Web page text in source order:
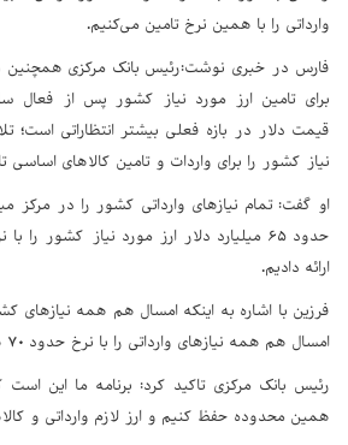
وارداتی را با همین نرخ تامین می‌کنیم.
فارس در خبری نوشت:رئیس بانک مرکزی همچنین
برای تامین ارز مورد نیاز کشور پس از فعال
قیمت دلار در بازه فعلی بیشتر انتظاراتی است؛
نیاز کشور را برای واردات و تامین کالاهای اساسی
او گفت: تمام نیازهای وارداتی کشور را در مرکز
حدود ۶۵ میلیارد دلار ارز مورد نیاز کشور
ارائه دادیم.
فرزین با اشاره به اینکه امسال هم همه نیازهای
امسال هم همه نیازهای وارداتی را با نرخ حدود ۷۰ هزار تومان تامین می‌کنیم.
رئیس بانک مرکزی تاکید کرد: برنامه ما این
همین محدوده حفظ کنیم و ارز لازم وارداتی و